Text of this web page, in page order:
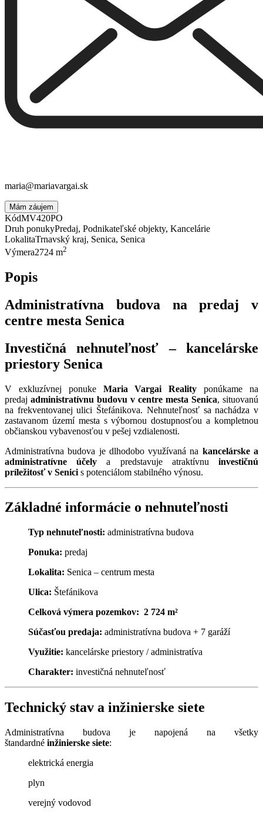
maria@mariavargai.sk
Mám záujem
KódMV420PO
Druh ponukyPredaj, Podnikateľské objekty, Kancelárie
LokalitaTrnavský kraj, Senica, Senica
Výmera2724 m2
Popis
Administratívna budova na predaj v
centre mesta Senica
Investičná nehnuteľnosť – kancelárske
priestory Senica
V exkluzívnej ponuke Maria Vargai Reality ponúkame na
predaj administratívnu budovu v centre mesta Senica, situovanú
na frekventovanej ulici Štefánikova. Nehnuteľnosť sa nachádza v
zastavanom území mesta s výbornou dostupnosťou a kompletnou
občianskou vybavenosťou v pešej vzdialenosti.
Administratívna budova je dlhodobo využívaná na kancelárske a
administratívne účely a predstavuje atraktívnuinvestičnú
príležitosť v Senici s potenciálom stabilného výnosu.
Základné informácie o nehnuteľnosti
Typ nehnuteľnosti: administratívna budova
Ponuka: predaj
Lokalita: Senica – centrum mesta
Ulica: Štefánikova
Celková výmera pozemkov: 2 724 m²
Súčasťou predaja: administratívna budova + 7 garáží
Využitie: kancelárske priestory / administratíva
Charakter: investičná nehnuteľnosť
Technický stav a inžinierske siete
Administratívna budova je napojená na všetky
štandardné inžinierske siete:
elektrická energia
plyn
verejný vodovod